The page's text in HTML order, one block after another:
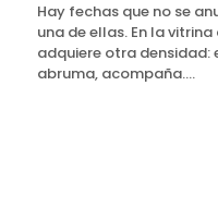
Hay fechas que no se
una de ellas. En la
adquiere otra densidad:
abruma, acompaña....